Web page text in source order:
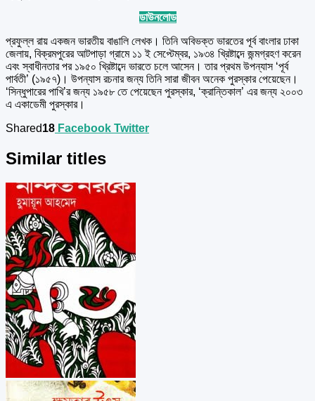
ডাউনলোড
প্রফুল্ল রায় একজন ভারতীয় বাঙালি লেখক। তিনি অবিভক্ত ভারতের পূর্ব বাংলার ঢাকা
জেলায়, বিক্রমপুরের আটপাড়া গ্রামে ১১ ই সেপ্টেম্বর, ১৯৩৪ খ্রিষ্টাব্দে জন্মগ্রহণ করেন
এবং স্বাধীনতার পর ১৯৫০ খ্রিষ্টাব্দে ভারতে চলে আসেন। তার প্রথম উপন্যাস ‘পূর্ব
পার্বতী’ (১৯৫৭)। উপন্যাস রচনার জন্য তিনি সারা জীবন অনেক পুরস্কার পেয়েছেন।
‘সিন্ধুপারের পাখি’র জন্য ১৯৫৮ তে পেয়েছেন পুরস্কার, ‘ক্রান্তিকাল’ এর জন্য ২০০৩
এ একাডেমী পুরস্কার।
Shared18 Facebook Twitter
Similar titles